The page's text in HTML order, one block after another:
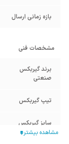
بازه زمانی ارسال
مشخصات فنی
برند گیربکس
صنعتی
تیپ گیربکس
سایز گیربکس